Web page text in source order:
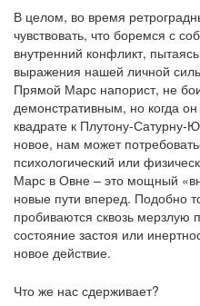
В целом, во время
чувствовать, что боремся с
внутренний конфликт,
выражения нашей личной
Прямой Марс напорист, не
демонстративным, но когда
квадрате к Плутону-Сатурну-
новое, нам может
психологический или
Марс в Овне – это мощный
новые пути вперед. Подобно
пробиваются сквозь мерзлую
состояние застоя или
новое действие.
Что же нас сдерживает?